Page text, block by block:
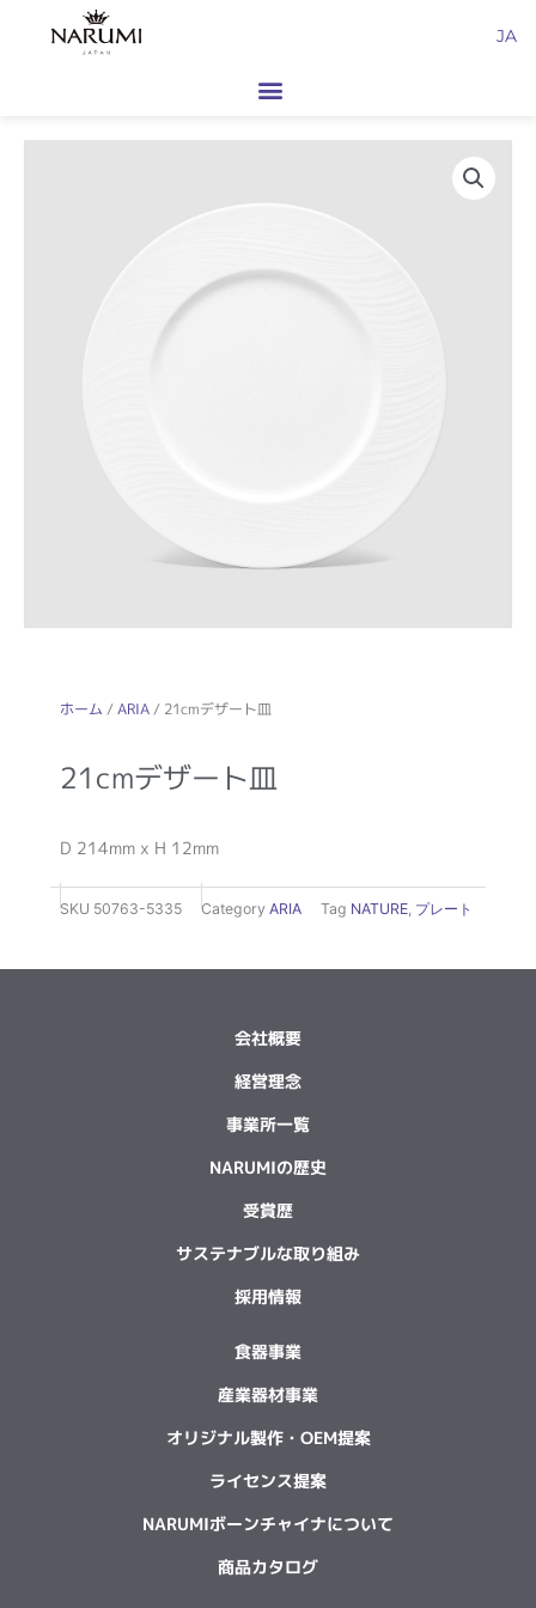
JA
ホーム /ARIA/ 21cmデザート皿
21cmデザート皿
D 214mm x H 12mm
SKU 50763-5335 Category ARIA Tag NATURE プレート
会社概要
経営理念
事業所一覧
NARUMIの歴史
受賞歴
サステナブルな取り組み
採用情報
食器事業
産業器材事業
オリジナル製作・OEM提案
ライセンス提案
NARUMIボーンチャイナについて
商品カタログ